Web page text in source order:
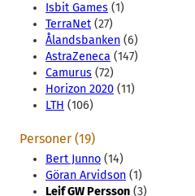
Isbit Games (1)
TerraNet (27)
Ålandsbanken (6)
AstraZeneca (147)
Camurus (72)
Horizon 2020 (11)
LTH (106)
Personer (19)
Bert Junno (14)
Göran Arvidson (1)
Leif GW Persson (3)